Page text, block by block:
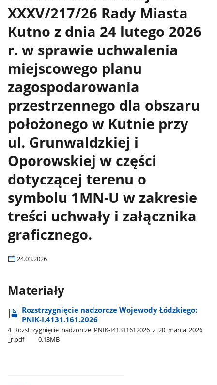
XXXV/217/26 Rady Miasta
Kutno z dnia 24 lutego 2026
r. w sprawie uchwalenia
miejscowego planu
zagospodarowania
przestrzennego dla obszaru
położonego w Kutnie przy
ul. Grunwaldzkiej i
Oporowskiej w części
dotyczącej terenu o
symbolu 1MN-U w zakresie
treści uchwały i załącznika
graficznego.
24.03.2026
Materiały
Rozstrzygnięcie nadzorcze Wojewody Łódzkiego:
PNIK-I.4131.161.2026
4​_Rozstrzygnięcie​_nadzorcze​_PNIK-I41311612026​_z​_20​_marca​_2026​
_r.pdf
0.13MB